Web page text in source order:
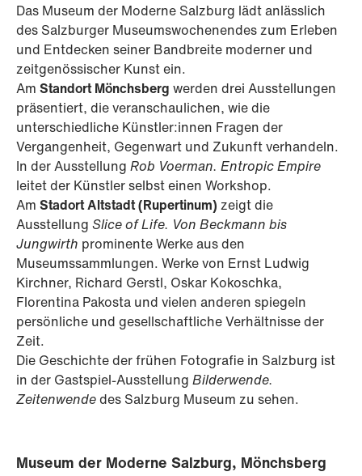
Das Museum der Moderne Salzburg lädt anlässlich
des Salzburger Museumswochenendes zum Erleben
und Entdecken seiner Bandbreite moderner und
zeitgenössischer Kunst ein.
Am Standort Mönchsberg werden drei Ausstellungen
präsentiert, die veranschaulichen, wie die
unterschiedliche Künstler:innen Fragen der
Vergangenheit, Gegenwart und Zukunft verhandeln.
In der Ausstellung Rob Voerman. Entropic Empire
leitet der Künstler selbst einen Workshop.
Am Stadort Altstadt (Rupertinum) zeigt die
Ausstellung Slice of Life. Von Beckmann bis
Jungwirth prominente Werke aus den
Museumssammlungen. Werke von Ernst Ludwig
Kirchner, Richard Gerstl, Oskar Kokoschka,
Florentina Pakosta und vielen anderen spiegeln
persönliche und gesellschaftliche Verhältnisse der
Zeit.
Die Geschichte der frühen Fotografie in Salzburg ist
in der Gastspiel-Ausstellung Bilderwende.
Zeitenwendedes Salzburg Museum zu sehen.
Museum der Moderne Salzburg, Mönchsberg